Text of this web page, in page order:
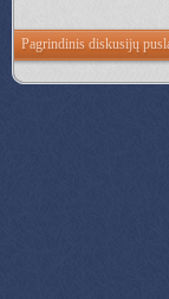
Pagrindinis diskusijų